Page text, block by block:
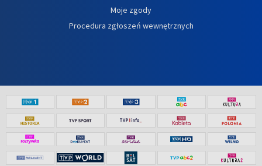
Moje zgody
Procedura zgłoszeń wewnętrznych